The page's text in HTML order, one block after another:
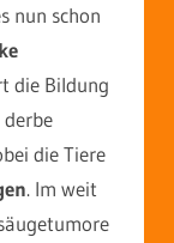
nun schon
die Bildung
derbe
die Tiere
. Im weit